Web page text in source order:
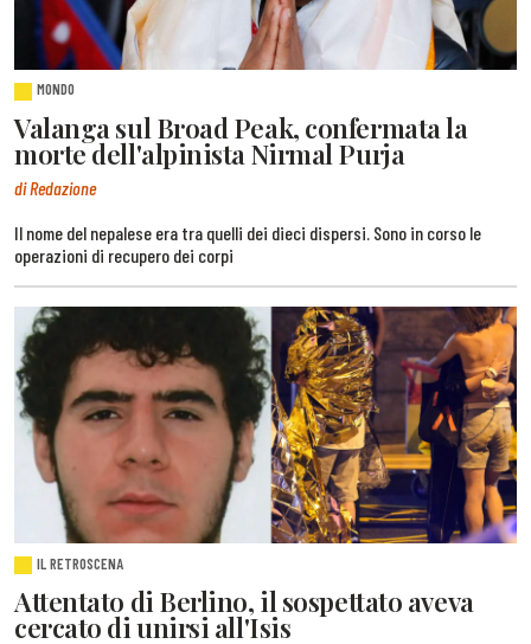
MONDO
Valanga sul Broad Peak, confermata la
morte dell'alpinista Nirmal Purja
di Redazione
Il nome del nepalese era tra quelli dei dieci dispersi. Sono in corso le
operazioni di recupero dei corpi
IL RETROSCENA
Attentato di Berlino, il sospettato aveva
cercato di unirsi all'Isis